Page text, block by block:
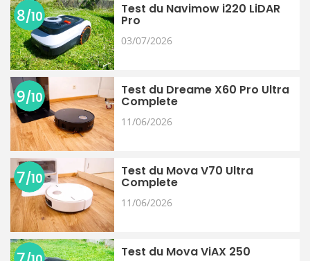
Test du Navimow i220 LiDAR
Pro
03/07/2026
8/10
Test du Dreame X60 Pro Ultra
Complete
11/06/2026
9/10
Test du Mova V70 Ultra
Complete
11/06/2026
7/10
Test du Mova ViAX 250